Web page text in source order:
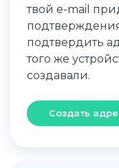
твой e-mail
подтвердить
того же
создавали.
Создать